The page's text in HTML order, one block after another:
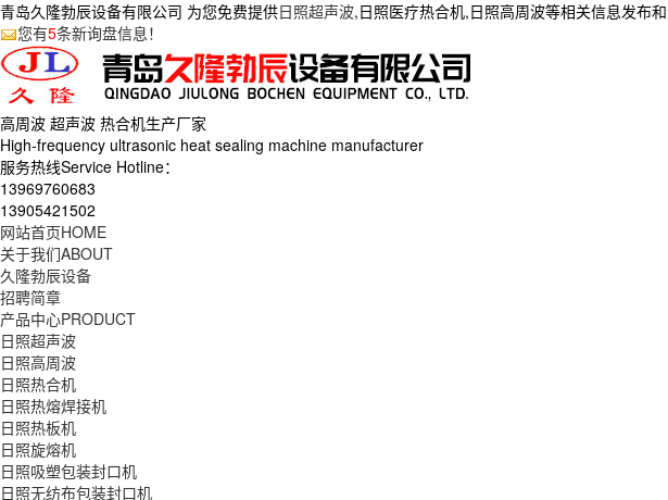
青岛久隆勃辰设备有限公司 为您免费提供日照超声波,日照医疗热合机,日照高周波等相关信息发布和
您有5条新询盘信息！
高周波 超声波 热合机生产厂家
High-frequency ultrasonic heat sealing machine manufacturer
服务热线Service Hotline：
13969760683
13905421502
网站首页HOME
关于我们ABOUT
久隆勃辰设备
招聘简章
产品中心PRODUCT
日照超声波
日照高周波
日照热合机
日照热熔焊接机
日照热板机
日照旋熔机
日照吸塑包装封口机
日照无纺布包装封口机